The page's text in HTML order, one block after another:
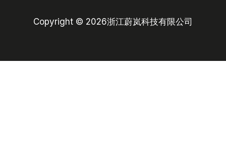
Copyright © 2026浙江蔚岚科技有限公司